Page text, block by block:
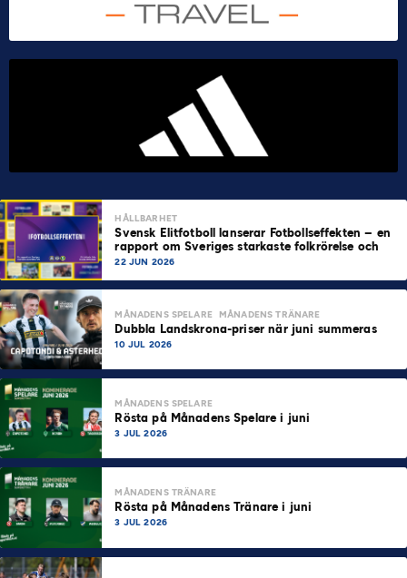
HÅLLBARHET
Svensk Elitfotboll lanserar Fotbollseffekten – en
rapport om Sveriges starkaste folkrörelse och
samhällskraft
22 JUN 2026
MÅNADENS SPELARE MÅNADENS TRÄNARE
Dubbla Landskrona-priser när juni summeras
10 JUL 2026
MÅNADENS SPELARE
Rösta på Månadens Spelare i juni
3 JUL 2026
MÅNADENS TRÄNARE
Rösta på Månadens Tränare i juni
3 JUL 2026